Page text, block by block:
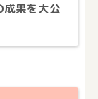
成果を大公